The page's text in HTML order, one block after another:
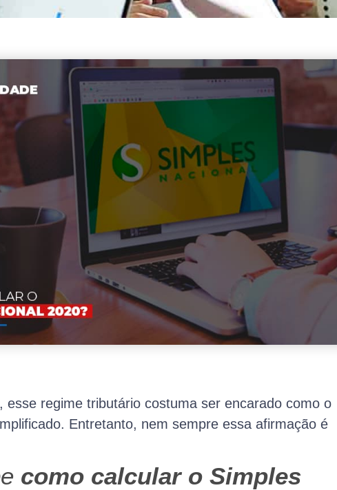
esse regime tributário costuma ser encarado como o
Entretanto, nem sempre essa afirmação é
como calcular o Simples